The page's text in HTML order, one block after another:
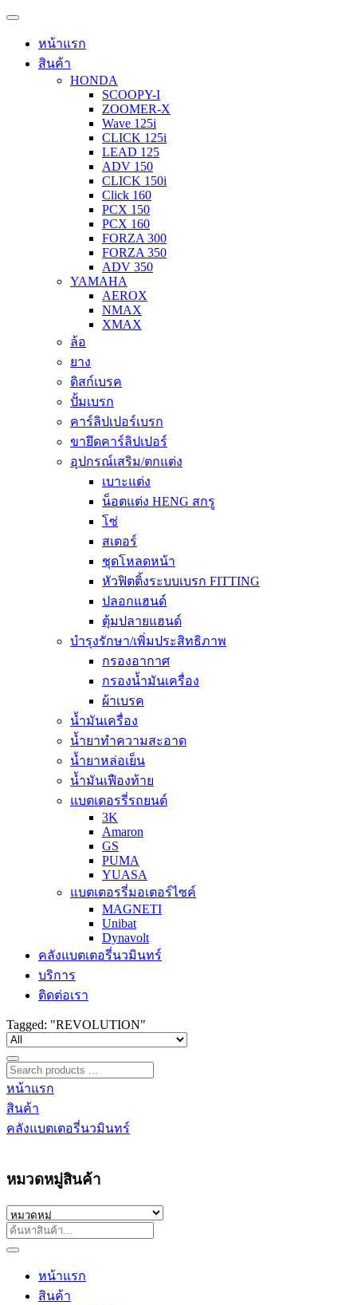
หน้าแรก
สินค้า
HONDA
SCOOPY-I
ZOOMER-X
Wave 125i
CLICK 125i
LEAD 125
ADV 150
CLICK 150i
Click 160
PCX 150
PCX 160
FORZA 300
FORZA 350
ADV 350
YAMAHA
AEROX
NMAX
XMAX
ล้อ
ยาง
ดิสก์เบรค
ปั้มเบรก
คาร์ลิปเปอร์เบรก
ขายึดคาร์ลิปเปอร์
อุปกรณ์เสริม/ตกแต่ง
เบาะแต่ง
น็อตแต่ง HENG สกรู
โซ่
สเตอร์
ชุดโหลดหน้า
หัวฟิตติ้งระบบเบรก FITTING
ปลอกแฮนด์
ตุ้มปลายแฮนด์
บำรุงรักษา/เพิ่มประสิทธิภาพ
กรองอากาศ
กรองน้ำมันเครื่อง
ผ้าเบรค
น้ำมันเครื่อง
น้ำยาทำความสะอาด
น้ำยาหล่อเย็น
น้ำมันเฟืองท้าย
แบตเตอรรี่รถยนต์
3K
Amaron
GS
PUMA
YUASA
แบตเตอรรี่มอเตอร์ไซค์
MAGNETI
Unibat
Dynavolt
คลังแบตเตอรี่นวมินทร์
บริการ
ติดต่อเรา
Tagged: "REVOLUTION"
หน้าแรก
สินค้า
คลังแบตเตอรี่นวมินทร์
หมวดหมู่สินค้า
หน้าแรก
สินค้า